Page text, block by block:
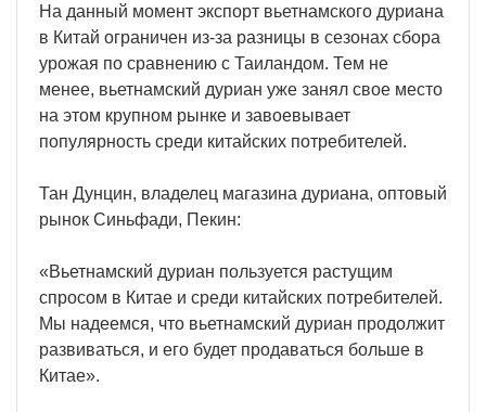
На данный момент экспорт вьетнамского дуриана
в Китай ограничен из-за разницы в сезонах сбора
урожая по сравнению с Таиландом. Тем не
менее, вьетнамский дуриан уже занял свое место
на этом крупном рынке и завоевывает
популярность среди китайских потребителей.
Тан Дунцин, владелец магазина дуриана, оптовый
рынок Синьфади, Пекин:
«Вьетнамский дуриан пользуется растущим
спросом в Китае и среди китайских потребителей.
Мы надеемся, что вьетнамский дуриан продолжит
развиваться, и его будет продаваться больше в
Китае».